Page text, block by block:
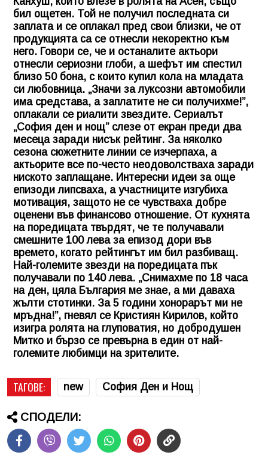
бил ощетен. Той не получил последната си
заплата и се оплакал пред свои близки, че от
продукцията са се отнесли некоректно към
него. Говори се, че и останалите актьори
отнесли сериозни глоби, а шефът им спестил
близо 50 бона, с които купил кола на младата
си любовница. „Значи за луксозни автомобили
има средстава, а заплатите не си получихме!”,
оплакали се риалити звездите. Сериалът
„София ден и нощ” слезе от екран преди два
месеца заради нисък рейтинг. За няколко
сезона сюжетните линии се изчерпаха, а
актьорите все по-често неодоволстваха заради
ниското заплащане. Интересни идеи за още
епизоди липсваха, а участниците изгубиха
мотивация, защото не се чувстваха добре
оценени във финансово отношение. От кухнята
на поредицата твърдят, че те получавали
смешните 100 лева за епизод дори във
времето, когато рейтингът им бил разбиващ.
Най-големите звезди на поредицата пък
получавали по 140 лева. „Снимахме по 18 часа
на ден, цяла България ме знае, а ми даваха
жълти стотинки. За 5 години хонорарът ми не
мръдна!”, гневял се Кристиян Кирилов, който
изигра ролята на глуповатия, но добродушен
Митко и бързо се превърна в един от най-
големите любимци на зрителите.
ТАГОВЕ: new София Ден и Нощ
СПОДЕЛИ: